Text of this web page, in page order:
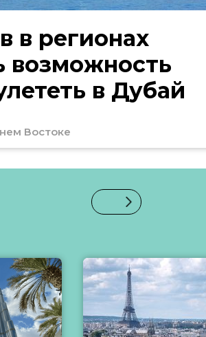
в регионах
возможность
в Дубай
Востоке